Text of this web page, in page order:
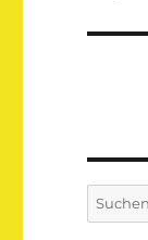
Suchen
nach: